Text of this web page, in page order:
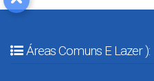
Áreas Comuns E Lazer ):